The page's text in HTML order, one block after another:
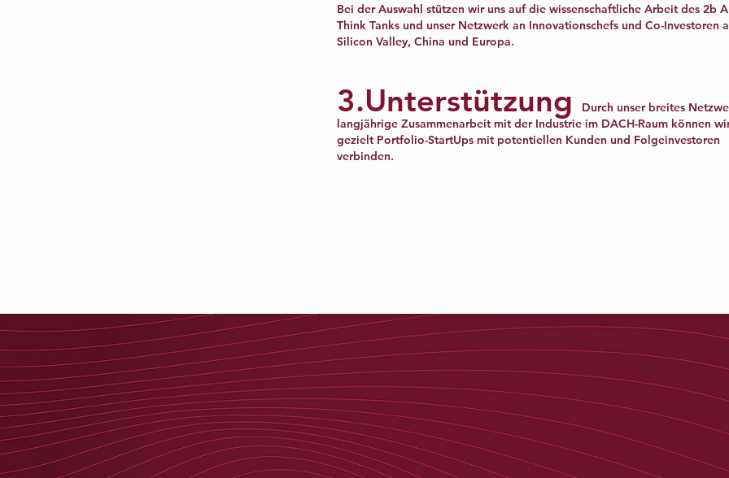
Bei der Auswahl stützen wir uns auf die wissenschaftliche Arbeit des 2b
Think Tanks und unser Netzwerk an Innovationschefs und Co-Investoren
Silicon Valley, China und Europa.
3.Unterstützung
Durch unser breites
langjährige Zusammenarbeit mit der Industrie im DACH-Raum können
gezielt Portfolio-StartUps mit potentiellen Kunden und Folgeinvestoren
verbinden.
15